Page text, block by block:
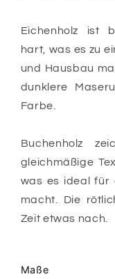
Eichenholz ist
hart, was es zu
und Hausbau
dunklere
Farbe.
Buchenholz
gleichmäßige
was es ideal für
macht. Die
Zeit etwas nach.
Maße